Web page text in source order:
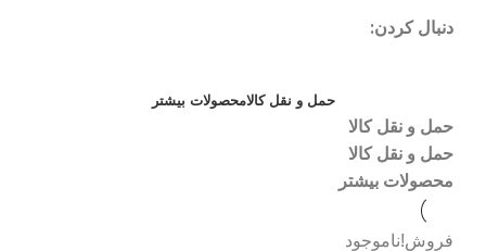
دنبال کردن:
حمل و نقل کالامحصولات بیشتر
حمل و نقل کالا
حمل و نقل کالا
محصولات بیشتر
فروش!ناموجود